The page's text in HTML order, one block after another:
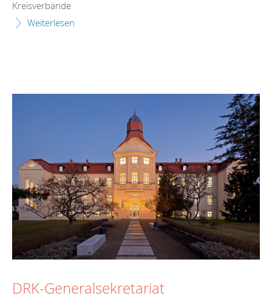
Kreisverbände
Weiterlesen
DRK-Generalsekretariat